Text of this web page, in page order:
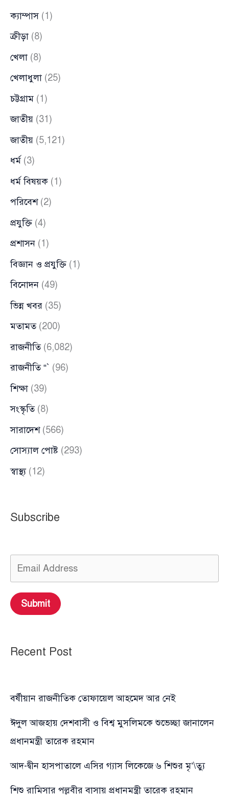
ক্যাম্পাস(1)
ক্রীড়া (8)
খেলা (8)
খেলাধুলা (25)
চট্টগ্রাম (1)
জাতীয় (31)
জাতীয় (5,121)
ধর্ম (3)
ধর্ম বিষয়ক (1)
পরিবেশ(2)
প্রযুক্তি (4)
প্রশাসন (1)
বিজ্ঞান ও প্রযুক্তি (1)
বিনোদন (49)
ভিন্ন খবর (35)
মতামত(200)
রাজনীতি(6,082)
রাজনীতি “` (96)
শিক্ষা (39)
সংস্কৃতি(8)
সারাদেশ(566)
সোস্যাল পোষ্ট (293)
স্বাস্থ্য(12)
Subscribe
Submit
Recent Post
বর্ষীয়ান রাজনীতিক তোফায়েল আহমেদ আর নেই
ঈদুল আজহায় দেশবাসী ও বিশ্ব মুসলিমকে শুভেচ্ছা জানালেন
প্রধানমন্ত্রী তারেক রহমান
আদ-দ্বীন হাসপাতালে এসির গ্যাস লিকেজে ৬ শিশুর মৃ’\ত্যু
শিশু রামিসার পল্লবীর বাসায় প্রধানমন্ত্রী তারেক রহমান